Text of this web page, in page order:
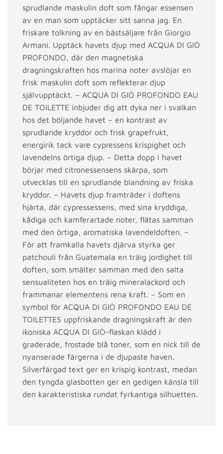
sprudlande maskulin doft som fångar essensen
av en man som upptäcker sitt sanna jag. En
friskare tolkning av en bästsäljare från Giorgio
Armani. Upptäck havets djup med ACQUA DI GIÒ
PROFONDO, där den magnetiska
dragningskraften hos marina noter avslöjar en
frisk maskulin doft som reflekterar djup
självupptäckt. – ACQUA DI GIÒ PROFONDO EAU
DE TOILETTE inbjuder dig att dyka ner i svalkan
hos det böljande havet – en kontrast av
sprudlande kryddor och frisk grapefrukt,
energirik tack vare cypressens krispighet och
lavendelns örtiga djup. – Detta dopp i havet
börjar med citronessensens skärpa, som
utvecklas till en sprudlande blandning av friska
kryddor. – Havets djup framträder i doftens
hjärta, där cypressessens, med sina kryddiga,
kådiga och kamferartade noter, flätas samman
med den örtiga, aromatiska lavendeldoften. –
För att framkalla havets djärva styrka ger
patchouli från Guatemala en träig jordighet till
doften, som smälter samman med den salta
sensualiteten hos en träig mineralackord och
frammanar elementens rena kraft. – Som en
symbol för ACQUA DI GIÒ PROFONDO EAU DE
TOILETTES uppfriskande dragningskraft är den
ikoniska ACQUA DI GIÒ-flaskan klädd i
graderade, frostade blå toner, som en nick till de
nyanserade färgerna i de djupaste haven.
Silverfärgad text ger en krispig kontrast, medan
den tyngda glasbotten ger en gedigen känsla till
den karakteristiska rundat fyrkantiga silhuetten.